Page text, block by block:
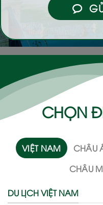
CHỌN
VIỆT NAM CHÂU
CHÂU
DU LỊCH VIỆT NAM